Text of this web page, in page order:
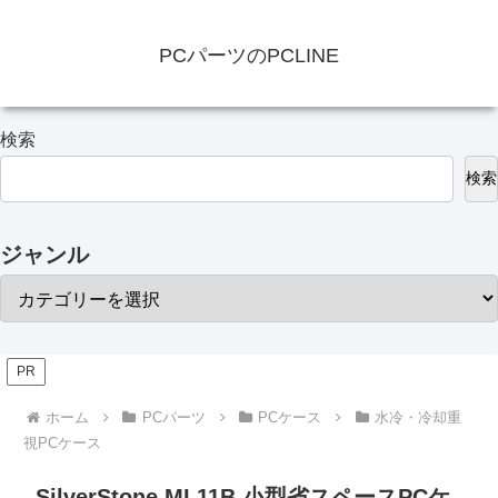
PCパーツのPCLINE
検索
検索
ジャンル
PR
ホーム PCパーツ PCケース
水冷・冷却重
視PCケース